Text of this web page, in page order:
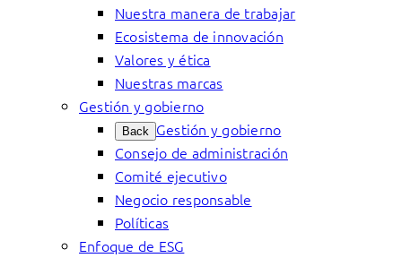
Nuestra manera de trabajar
Ecosistema de innovación
Valores y ética
Nuestras marcas
Gestión y gobierno
Back Gestión y gobierno
Consejo de administración
Comité ejecutivo
Negocio responsable
Políticas
Enfoque de ESG